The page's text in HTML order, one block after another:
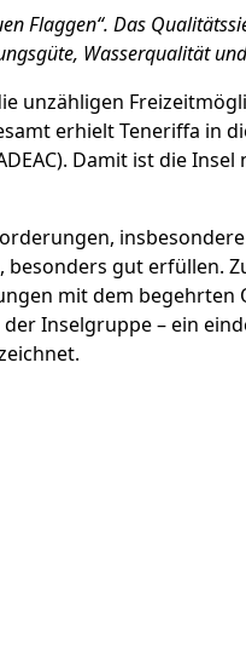
Flaggen“. Das
Wasserqualität
unzähligen
erhielt Teneriffa in
Damit ist die
gut erfüllen.
mit dem
Inselgruppe – ein